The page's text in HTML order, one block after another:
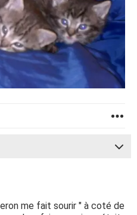
me fait sourir " à coté de